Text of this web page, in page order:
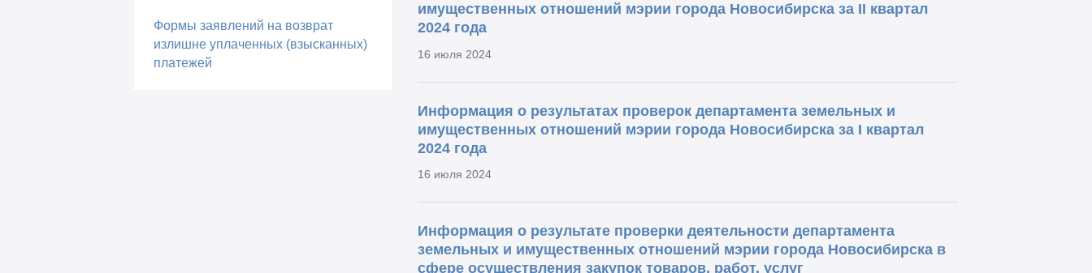
Формы заявлений на возврат
излишне уплаченных (взысканных)
платежей
имущественных отношений мэрии города Новосибирска за II квартал
2024 года
16 июля 2024
Информация о результатах проверок департамента земельных и
имущественных отношений мэрии города Новосибирска за I квартал
2024 года
16 июля 2024
Информация о результате проверки деятельности департамента
земельных и имущественных отношений мэрии города Новосибирска в
сфере осуществления закупок товаров, работ, услуг